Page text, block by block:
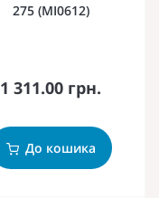
275 (MI0612)
1 311.00 грн.
До кошика